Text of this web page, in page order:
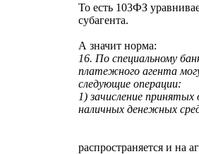
То есть 103ФЗ
субагента.
А значит норма:
16. По специальному
платежного агента
следующие операции:
1) зачисление принятых
наличных денежных
распространяется и на